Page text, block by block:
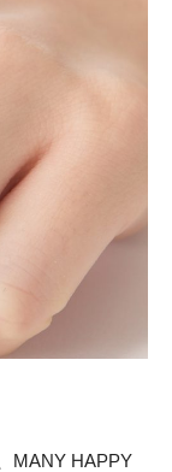
MANY HAPPY